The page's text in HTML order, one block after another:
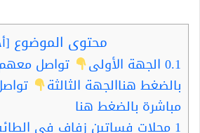
محتوى الموضوع [
0.1 الجهة الأولى
تواصل
بالضغط هناالجهة الثالثة
مباشرة بالضغط هنا
1 محلات فساتين زفاف في